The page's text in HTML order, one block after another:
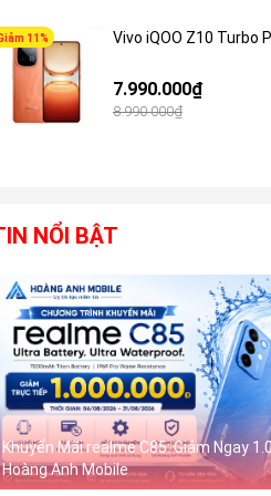
11% Vivo iQOO Z10 Turbo
7.990.000₫
8.990.000₫
NỔI BẬT
Khuyến Mãi realme C85: Giảm Ngay
Hoàng Anh Mobile